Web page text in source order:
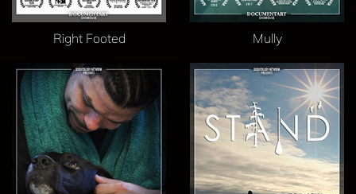
Right Footed Mully